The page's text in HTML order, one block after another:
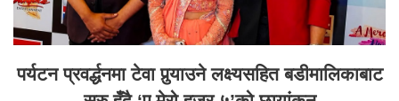
पर्यटन प्रवर्द्धनमा टेवा पुर्‍याउने लक्ष्यसहित बडीमालिकाबाट